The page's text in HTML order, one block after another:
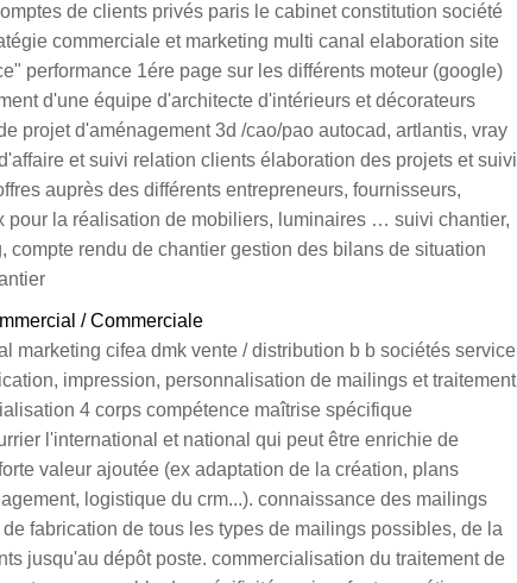
de clients privés paris le cabinet constitution société
commerciale et marketing multi canal elaboration site
performance 1ére page sur les différents moteur (google)
d'une équipe d'architecte d'intérieurs et décorateurs
projet d'aménagement 3d /cao/pao autocad, artlantis, vray
et suivi relation clients élaboration des projets et suivi
auprès des différents entrepreneurs, fournisseurs,
pour la réalisation de mobiliers, luminaires … suivi chantier,
compte rendu de chantier gestion des bilans de situation
/ Commerciale
marketing cifea dmk vente / distribution b b sociétés service
impression, personnalisation de mailings et traitement
4 corps compétence maîtrise spécifique
l'international et national qui peut être enrichie de
valeur ajoutée (ex adaptation de la création, plans
logistique du crm...). connaissance des mailings
fabrication de tous les types de mailings possibles, de la
jusqu'au dépôt poste. commercialisation du traitement de